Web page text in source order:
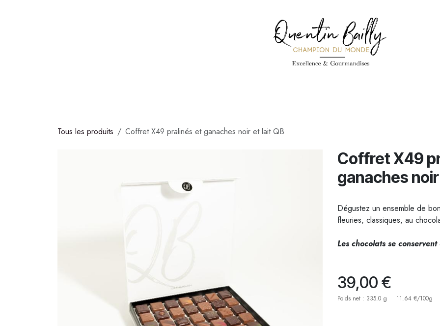
Tous les produits Coffret X49 pralinés et ganaches noir et lait QB
Coffret X49
ganaches
Dégustez un ensemble de
fleuries, classiques, au
Les chocolats se
39,00 €
Poids net : 335.0 g 11.64 €/100g